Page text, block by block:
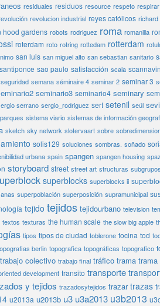
residuales residuos resource respeto respirar
revolucion industrial reyes católicos
hood gardens robots rodriguez roma romanilla
roterdam roto rotring rottedam rotterdam
san luis san miguel alto san sebastian sanitario
santiponce sao paulo satisfacción scala
seguridad semana séminaire 4 seminar 2 seminar 3
seminario3 seminario4 seminary
serrano sergio_rodriguez sert setenil seúl
sistema viario sistemas de información
sketch sky network slotervaart sobre
solis129 soluciones sombras. soñado
urbana spain spangen spangen housing
storyboard street street art structuras
superblocks superblocks ii
superpoblación superposición supramunicipal
tejido tejidos tejidourbano television
textos texturas the human scale the slow big apple
tipos tipos de ciudad toblerone tocina tod
berlin topografica topográficas topografico
trabajo colectivo trabajo final tráfico trama trama
development transito transporte
y tejidos trazadosytejidos trazar trazas
u2013a u2013b u3 u3a2013 u3b2013